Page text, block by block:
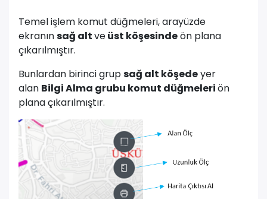
Temel işlem komut düğmeleri, arayüzde
ekranınsağ altveüst köşesindeön plana
çıkarılmıştır.
Bunlardan birinci grupsağ alt köşedeyer
alan Bilgi Alma grubu komut düğmeleriön
plana çıkarılmıştır.